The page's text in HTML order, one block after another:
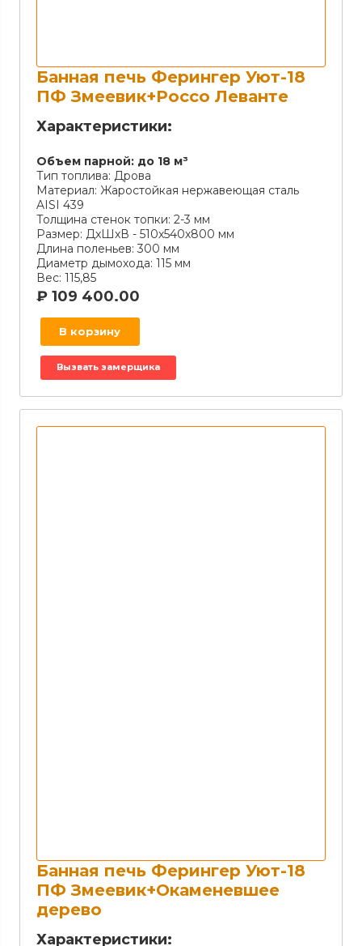
Банная печь Ферингер Уют-18
ПФ Змеевик+Россо Леванте
Характеристики:
Объем парной: до 18 м³
Тип топлива: Дрова
Материал: Жаростойкая нержавеющая сталь
AISI 439
Толщина стенок топки: 2-3 мм
Размер: ДxШxВ - 510х540х800 мм
Длина поленьев: 300 мм
Диаметр дымохода: 115 мм
Вес: 115,85
₽ 109 400.00
В корзину
Вызвать замерщика
Банная печь Ферингер Уют-18
ПФ Змеевик+Окаменевшее
дерево
Характеристики: